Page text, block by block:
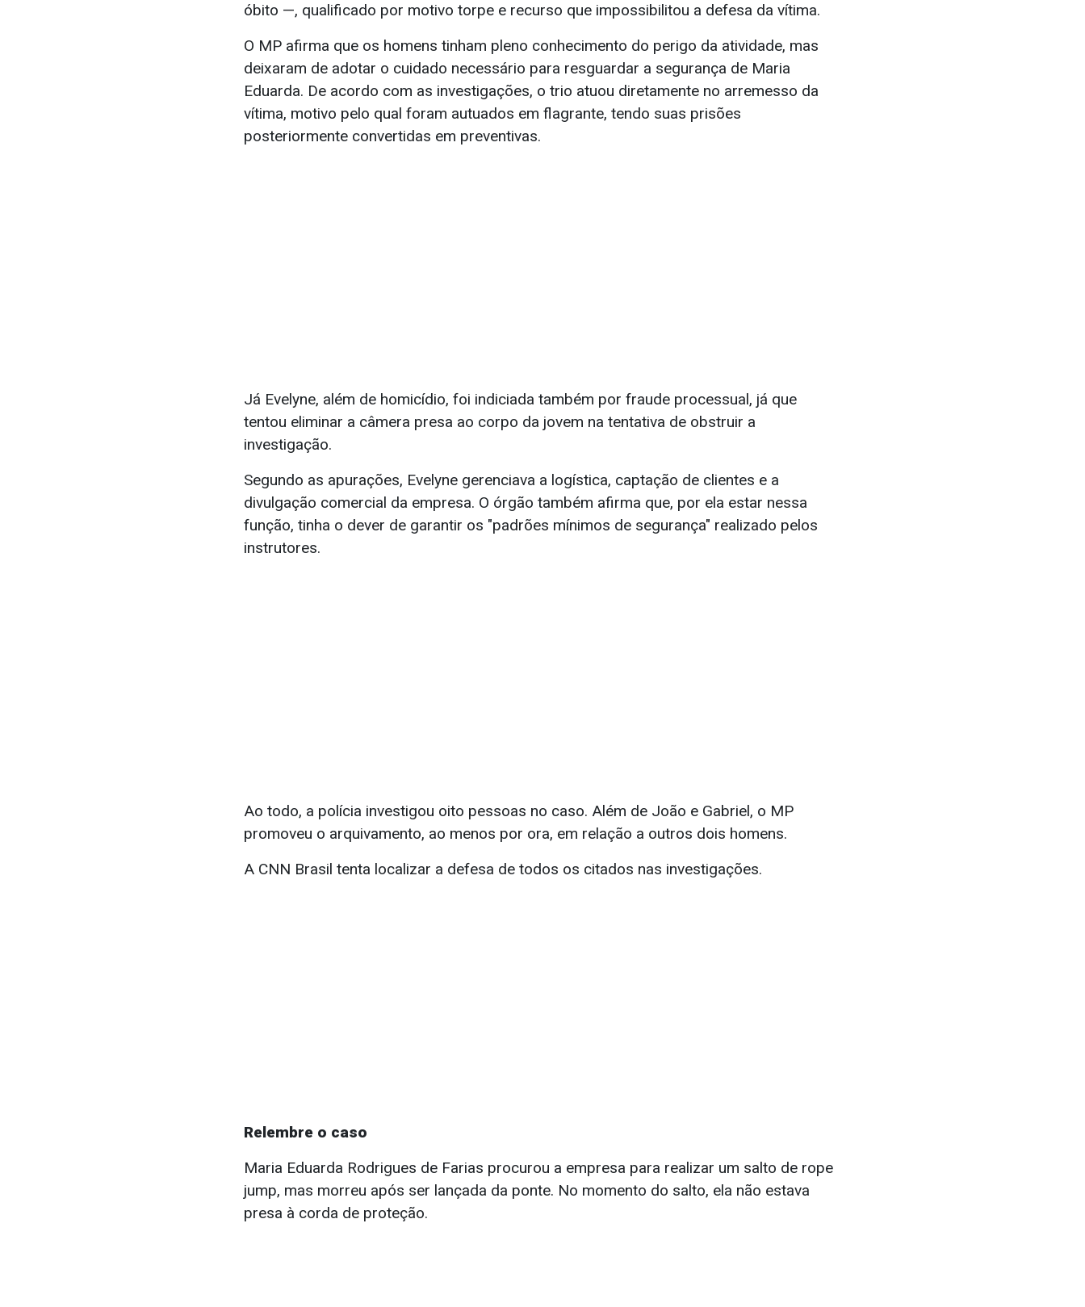
óbito —, qualificado por motivo torpe e recurso que impossibilitou a defesa da vítima.
O MP afirma que os homens tinham pleno conhecimento do perigo da atividade, mas
deixaram de adotar o cuidado necessário para resguardar a segurança de Maria
Eduarda. De acordo com as investigações, o trio atuou diretamente no arremesso da
vítima, motivo pelo qual foram autuados em flagrante, tendo suas prisões
posteriormente convertidas em preventivas.
Já Evelyne, além de homicídio, foi indiciada também por fraude processual, já que
tentou eliminar a câmera presa ao corpo da jovem na tentativa de obstruir a
investigação.
Segundo as apurações, Evelyne gerenciava a logística, captação de clientes e a
divulgação comercial da empresa. O órgão também afirma que, por ela estar nessa
função, tinha o dever de garantir os "padrões mínimos de segurança" realizado pelos
instrutores.
Ao todo, a polícia investigou oito pessoas no caso. Além de João e Gabriel, o MP
promoveu o arquivamento, ao menos por ora, em relação a outros dois homens.
A CNN Brasil tenta localizar a defesa de todos os citados nas investigações.
Relembre o caso
Maria Eduarda Rodrigues de Farias procurou a empresa para realizar um salto de rope
jump, mas morreu após ser lançada da ponte. No momento do salto, ela não estava
presa à corda de proteção.